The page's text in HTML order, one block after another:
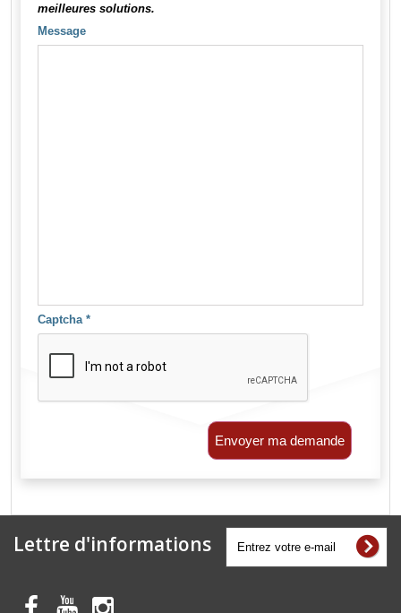
meilleures solutions.
Message
Captcha *
Envoyer ma demande
Lettre d'informations